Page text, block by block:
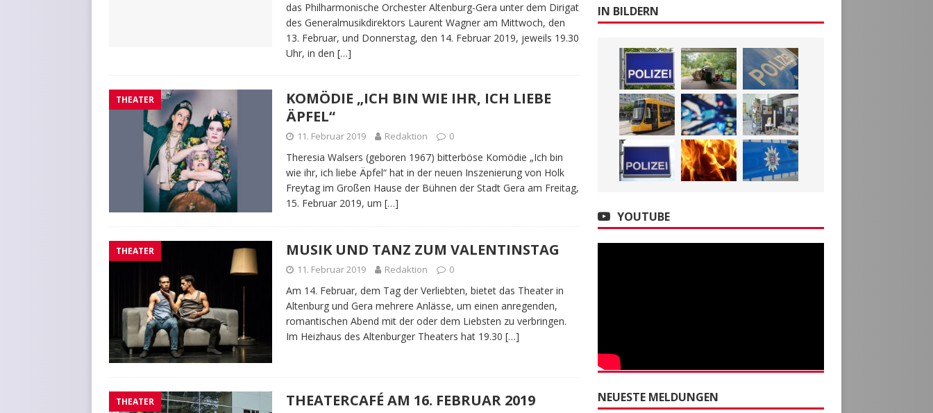
das Philharmonische Orchester Altenburg-Gera unter dem Dirigat
des Generalmusikdirektors Laurent Wagner am Mittwoch, den
13. Februar, und Donnerstag, den 14. Februar 2019, jeweils 19.30
Uhr, in den […]
THEATER
KOMÖDIE „ICH BIN WIE IHR, ICH LIEBE
ÄPFEL“
11. Februar 2019 Redaktion 0
Theresia Walsers (geboren 1967) bitterböse Komödie „Ich bin
wie ihr, ich liebe Äpfel“ hat in der neuen Inszenierung von Holk
Freytag im Großen Hause der Bühnen der Stadt Gera am Freitag,
15. Februar 2019, um […]
THEATER MUSIK UND TANZ ZUM VALENTINSTAG
11. Februar 2019 Redaktion 0
Am 14. Februar, dem Tag der Verliebten, bietet das Theater in
Altenburg und Gera mehrere Anlässe, um einen anregenden,
romantischen Abend mit der oder dem Liebsten zu verbringen.
Im Heizhaus des Altenburger Theaters hat 19.30 […]
THEATER THEATERCAFÉ AM 16. FEBRUAR 2019
IN BILDERN
YOUTUBE
NEUESTE MELDUNGEN